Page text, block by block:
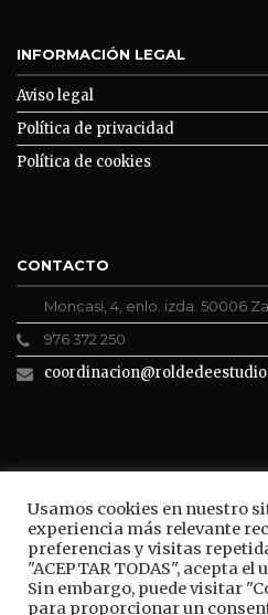
Usamos cookies en nuestro
experiencia más relevante
preferencias y visitas
"ACEPTAR TODAS", acepta el
Sin embargo, puede visitar
para proporcionar un
INFORMACIÓN LEGAL
Aviso legal
Política de privacidad
Política de cookies
CONTACTO
Moncasi, 4, enlo. izda. 50006
976 372 250
ROLDE CONECTA
BUSCAR